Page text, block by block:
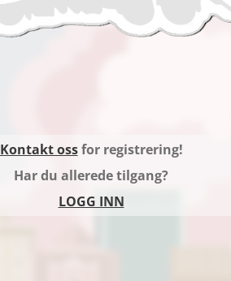
Kontakt ossfor registrering!
Har du allerede tilgang?
LOGG INN